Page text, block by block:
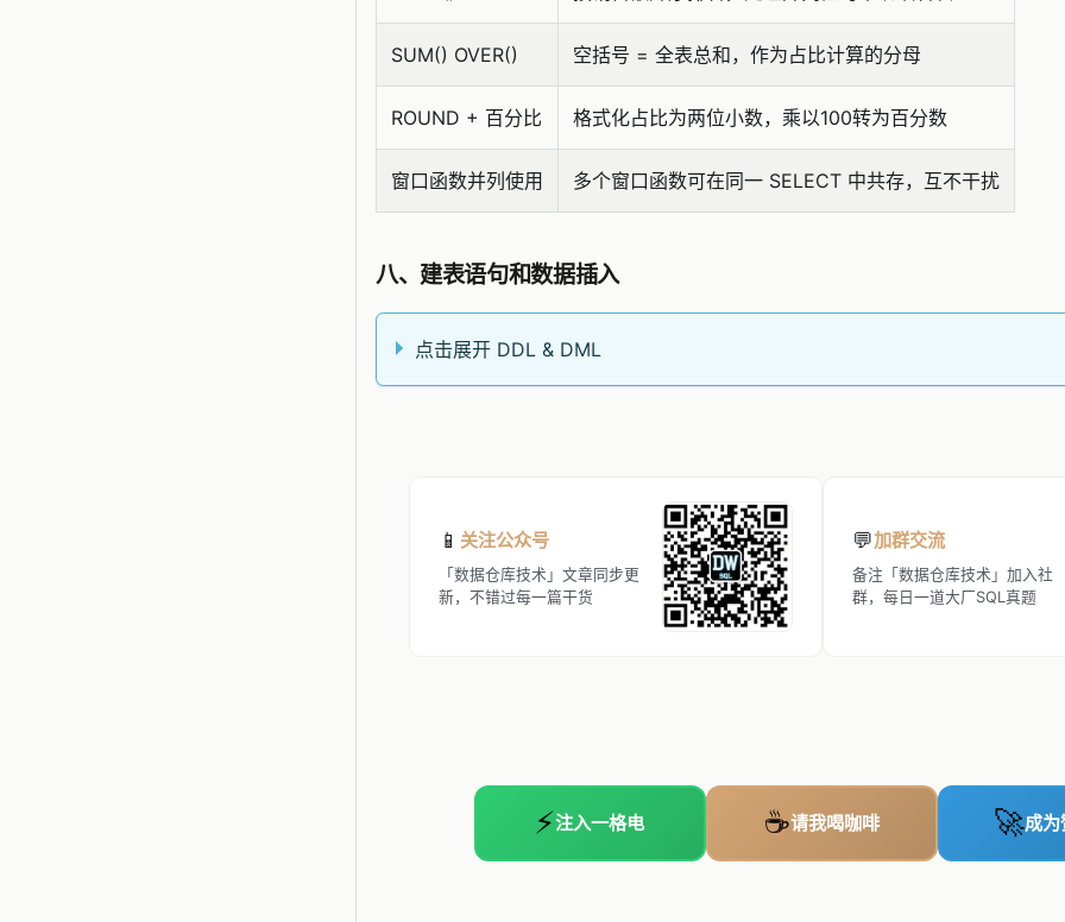
SUM() OVER() 空括号 = 全表总和，作为占比计算的分母
ROUND + 百分比 格式化占比为两位小数，乘以100转为百分数
窗口函数并列使用 多个窗口函数可在同一 SELECT 中共存，互不干扰
八、建表语句和数据插入
点击展开 DDL & DML
📱 关注公众号
「数据仓库技术」文章同步更
新，不错过每一篇干货
💬加群交流
备注「数据仓库技术」加入社
群，每日一道大厂SQL真题
⚡注入一格电 ☕请我喝咖啡 🚀成为